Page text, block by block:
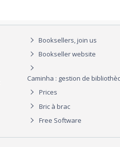
Booksellers, join us
Bookseller website
Caminha : gestion de
Prices
Bric à brac
Free Software